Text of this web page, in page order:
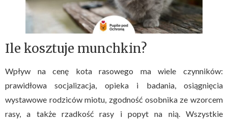
Ile kosztuje munchkin?
Wpływ na cenę kota rasowego ma wiele czynników:
prawidłowa socjalizacja, opieka i badania, osiągnięcia
wystawowe rodziców miotu, zgodność osobnika ze wzorcem
rasy, a także rzadkość rasy i popyt na nią. Wszystkie